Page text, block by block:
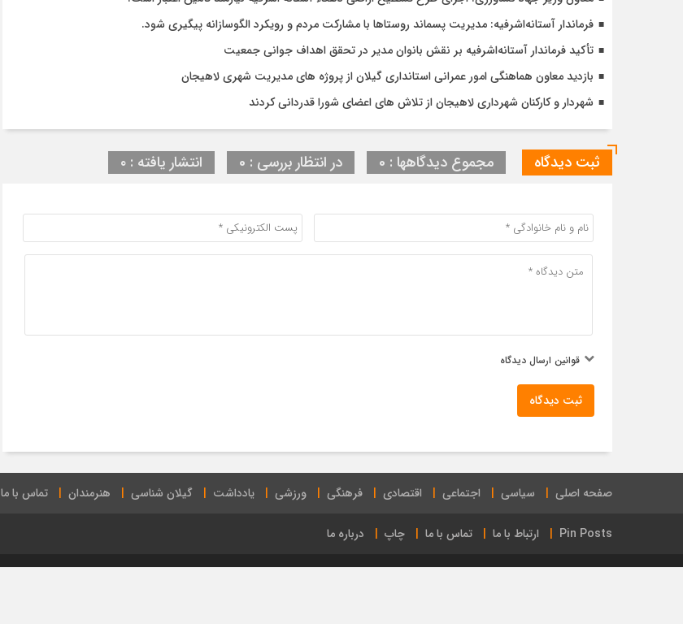
فرماندار آستانه‌اشرفیه: مدیریت پسماند روستاها با مشارکت مردم و رویکرد الگوسازانه پیگیری شود.
تأکید فرماندار آستانه‌اشرفیه بر نقش بانوان مدیر در تحقق اهداف جوانی جمعیت
بازدید معاون هماهنگی امور عمرانی استانداری گیلان از پروژه های مدیریت شهری لاهیجان
شهردار و کارکنان شهرداری لاهیجان از تلاش های اعضای شورا قدردانی کردند
ثبت دیدگاه مجموع دیدگاهها : 0 در انتظار بررسی : 0 انتشار یافته : ۰
قوانین ارسال دیدگاه
ثبت دیدگاه
صفحه اصلی سیاسی اجتماعی اقتصادی فرهنگی ورزشی یادداشت گیلان شناسی هنرمندان تماس با ما
Pin Posts ارتباط با ما تماس با ما چاپ درباره ما